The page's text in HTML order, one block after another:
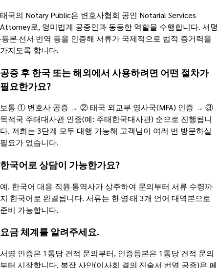
태국의 Notary Public은 변호사협회 공인 Notarial Services
Attorney로, 영미법계 공증인과 동등한 역할을 수행합니다. 서명
·등본·선서·번역 등을 인증해 서류가 국제적으로 법적 증거력을
가지도록 합니다.
공증 후 한국 또는 해외에서 사용하려면 어떤 절차가
필요한가요?
보통 ① 변호사 공증 → ② 태국 외교부 영사국(MFA) 인증 → ③
목적국 주태대사관 인증(예: 주태한국대사관) 순으로 진행됩니
다. 저희는 3단계 모두 대행 가능해 고객님이 여러 번 방문하실
필요가 없습니다.
한국어로 상담이 가능한가요?
예. 한국어 대응 직원·통역사가 상주하여 문의부터 서류 수령까
지 한국어로 완결됩니다. 서류는 한·영·태 3개 언어 대역본으로
준비 가능합니다.
요금 체계를 알려주세요.
서명 인증은 1통당 견적 문의부터, 인증등본은 1통당 견적 문의
부터 시작합니다. 복잡 사안(이사회 결의·진술서·번역 공증)은 페